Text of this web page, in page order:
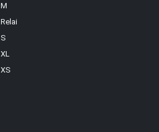
M
Relai
S
XL
XS